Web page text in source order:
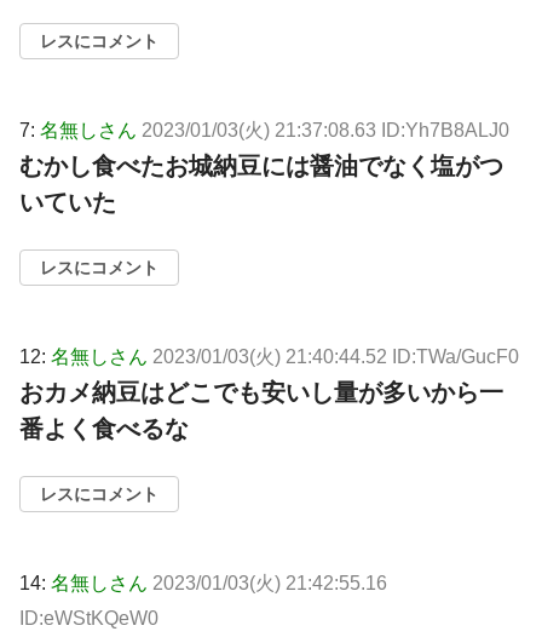
レスにコメント
7: 名無しさん 2023/01/03(火) 21:37:08.63 ID:Yh7B8ALJ0
むかし食べたお城納豆には醤油でなく塩がつ
いていた
レスにコメント
12: 名無しさん 2023/01/03(火) 21:40:44.52 ID:TWa/GucF0
おカメ納豆はどこでも安いし量が多いから一
番よく食べるな
レスにコメント
14: 名無しさん 2023/01/03(火) 21:42:55.16
ID:eWStKQeW0